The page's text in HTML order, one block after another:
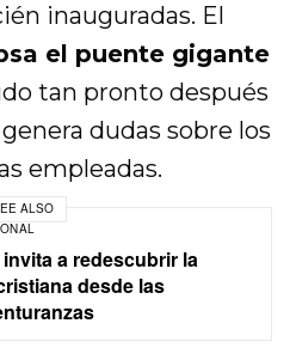
inauguradas. El
el puente gigante
tan pronto después
dudas sobre los
empleadas.
ALSO
invita a redescubrir la
desde las